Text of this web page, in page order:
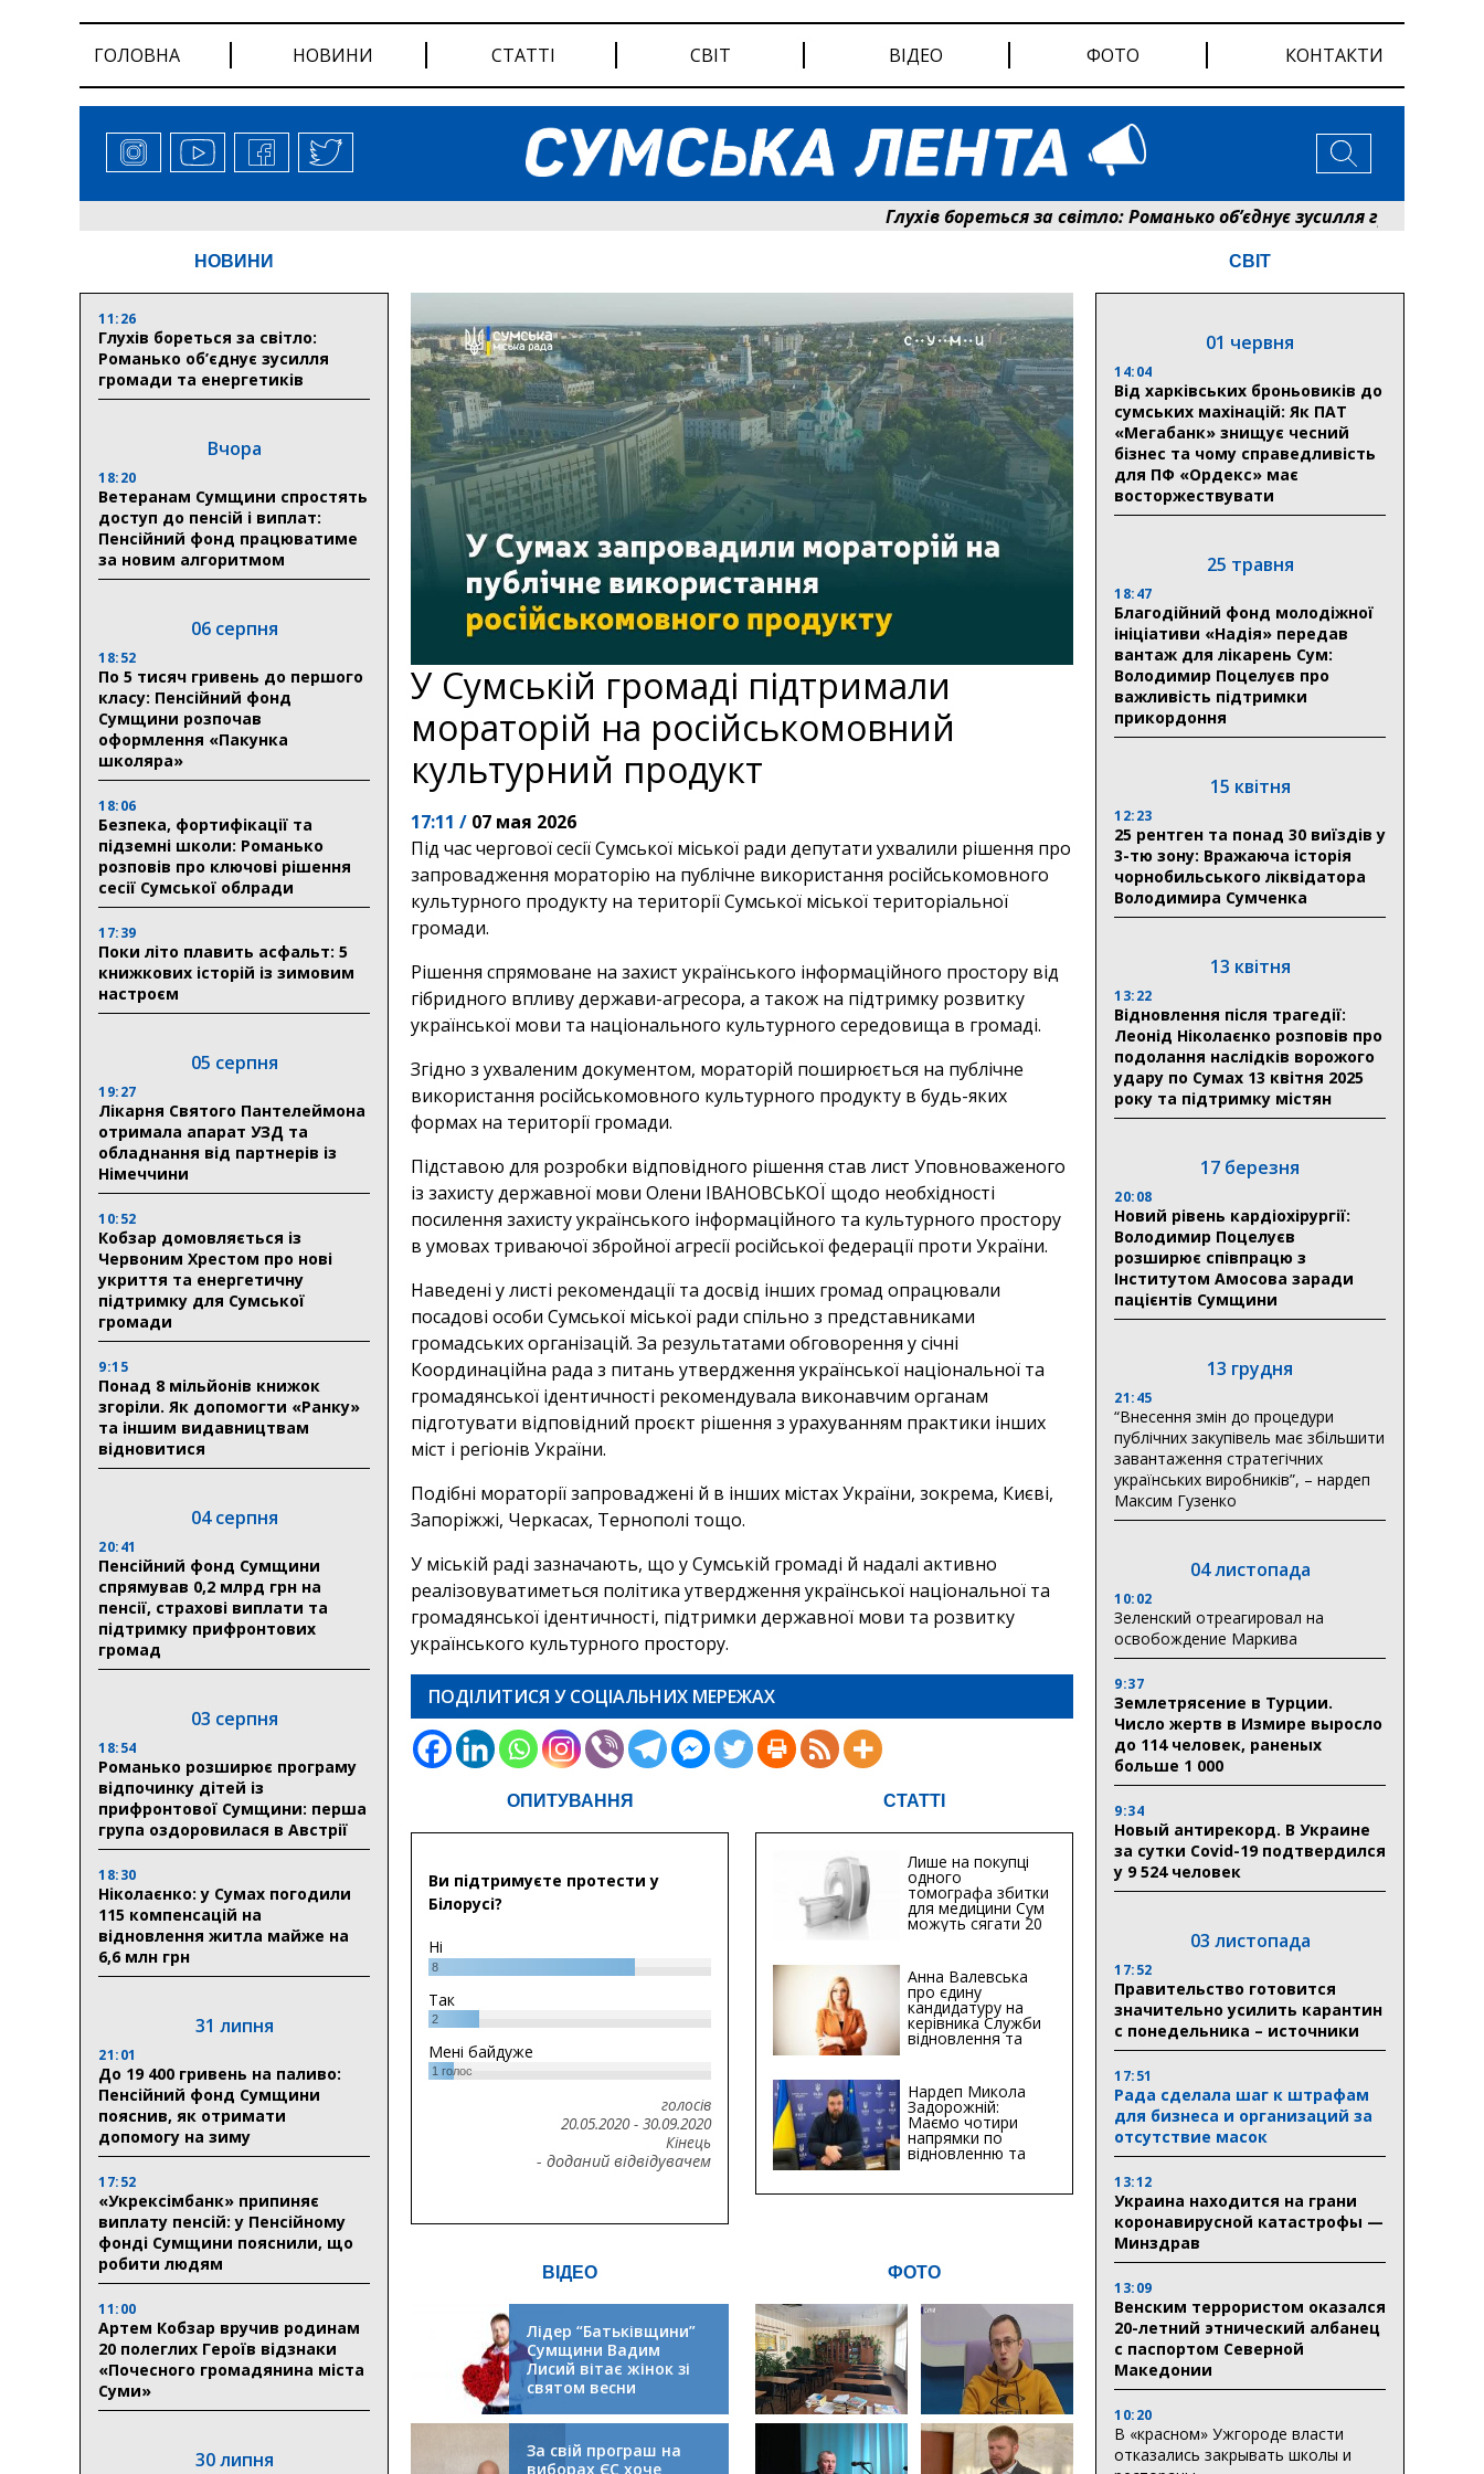
ГОЛОВНА НОВИНИ СТАТТІ СВІТ ВІДЕО ФОТО КОНТАКТИ
Глухів бореться за світло: Романько об’єднує зусилля громади та
НОВИНИ
11:26
Глухів бореться за світло:
Романько об’єднує зусилля
громади та енергетиків
Вчора
18:20
Ветеранам Сумщини спростять
доступ до пенсій і виплат:
Пенсійний фонд працюватиме
за новим алгоритмом
06 серпня
18:52
По 5 тисяч гривень до першого
класу: Пенсійний фонд
Сумщини розпочав
оформлення «Пакунка
школяра»
18:06
Безпека, фортифікації та
підземні школи: Романько
розповів про ключові рішення
сесії Сумської облради
17:39
Поки літо плавить асфальт: 5
книжкових історій із зимовим
настроєм
05 серпня
19:27
Лікарня Святого Пантелеймона
отримала апарат УЗД та
обладнання від партнерів із
Німеччини
10:52
Кобзар домовляється із
Червоним Хрестом про нові
укриття та енергетичну
підтримку для Сумської
громади
9:15
Понад 8 мільйонів книжок
згоріли. Як допомогти «Ранку»
та іншим видавництвам
відновитися
04 серпня
20:41
Пенсійний фонд Сумщини
спрямував 0,2 млрд грн на
пенсії, страхові виплати та
підтримку прифронтових
громад
03 серпня
18:54
Романько розширює програму
відпочинку дітей із
прифронтової Сумщини: перша
група оздоровилася в Австрії
18:30
Ніколаєнко: у Сумах погодили
115 компенсацій на
відновлення житла майже на
6,6 млн грн
31 липня
21:01
До 19 400 гривень на паливо:
Пенсійний фонд Сумщини
пояснив, як отримати
допомогу на зиму
17:52
«Укрексімбанк» припиняє
виплату пенсій: у Пенсійному
фонді Сумщини пояснили, що
робити людям
11:00
Артем Кобзар вручив родинам
20 полеглих Героїв відзнаки
«Почесного громадянина міста
Суми»
30 липня
У Сумській громаді підтримали
мораторій на російськомовний
культурний продукт
17:11 / 07 мая 2026
Під час чергової сесії Сумської міської ради депутати ухвалили рішення про
запровадження мораторію на публічне використання російськомовного
культурного продукту на території Сумської міської територіальної
громади.
Рішення спрямоване на захист українського інформаційного простору від
гібридного впливу держави-агресора, а також на підтримку розвитку
української мови та національного культурного середовища в громаді.
Згідно з ухваленим документом, мораторій поширюється на публічне
використання російськомовного культурного продукту в будь-яких
формах на території громади.
Підставою для розробки відповідного рішення став лист Уповноваженого
із захисту державної мови Олени ІВАНОВСЬКОЇ щодо необхідності
посилення захисту українського інформаційного та культурного простору
в умовах триваючої збройної агресії російської федерації проти України.
Наведені у листі рекомендації та досвід інших громад опрацювали
посадові особи Сумської міської ради спільно з представниками
громадських організацій. За результатами обговорення у січні
Координаційна рада з питань утвердження української національної та
громадянської ідентичності рекомендувала виконавчим органам
підготувати відповідний проєкт рішення з урахуванням практики інших
міст і регіонів України.
Подібні мораторії запроваджені й в інших містах України, зокрема, Києві,
Запоріжжі, Черкасах, Тернополі тощо.
У міській раді зазначають, що у Сумській громаді й надалі активно
реалізовуватиметься політика утвердження української національної та
громадянської ідентичності, підтримки державної мови та розвитку
українського культурного простору.
ПОДІЛИТИСЯ У СОЦІАЛЬНИХ МЕРЕЖАХ
ОПИТУВАННЯ
Ви підтримуєте протести у
Білорусі?
Ні
8
Так
2
Мені байдуже
1голос
голосів
20.05.2020- 30.09.2020
Кінець
- доданий відвідувачем
СТАТТІ
Лише на покупці
одного
томографа збитки
для медицини Сум
можуть сягати 20
Анна Валевська
про єдину
кандидатуру на
керівника Служби
відновлення та
Хіба...
Нардеп Микола
Задорожній:
Маємо чотири
напрямки по
відновленню та
інфраструктури
ВІДЕО
Лідер “Батьківщини”
Сумщини Вадим
Лисий вітає жінок зі
святом весни
За свій програш на
виборах ЄС хоче
ФОТО
СВІТ
01 червня
14:04
Від харківських броньовиків до
сумських махінацій: Як ПАТ
«Мегабанк» знищує чесний
бізнес та чому справедливість
для ПФ «Ордекс» має
восторжествувати
25 травня
18:47
Благодійний фонд молодіжної
ініціативи «Надія» передав
вантаж для лікарень Сум:
Володимир Поцелуєв про
важливість підтримки
прикордоння
15 квітня
12:23
25 рентген та понад 30 виїздів у
3-тю зону: Вражаюча історія
чорнобильського ліквідатора
Володимира Сумченка
13 квітня
13:22
Відновлення після трагедії:
Леонід Ніколаєнко розповів про
подолання наслідків ворожого
удару по Сумах 13 квітня 2025
року та підтримку містян
17 березня
20:08
Новий рівень кардіохірургії:
Володимир Поцелуєв
розширює співпрацю з
Інститутом Амосова заради
пацієнтів Сумщини
13 грудня
21:45
“Внесення змін до процедури
публічних закупівель має збільшити
завантаження стратегічних
українських виробників”, – нардеп
Максим Гузенко
04 листопада
10:02
Зеленский отреагировал на
освобождение Маркива
9:37
Землетрясение в Турции.
Число жертв в Измире выросло
до 114 человек, раненых
больше 1 000
9:34
Новый антирекорд. В Украине
за сутки Covid-19 подтвердился
у 9 524 человек
03 листопада
17:52
Правительство готовится
значительно усилить карантин
с понедельника – источники
17:51
Рада сделала шаг к штрафам
для бизнеса и организаций за
отсутствие масок
13:12
Украина находится на грани
коронавирусной катастрофы —
Минздрав
13:09
Венским террористом оказался
20-летний этнический албанец
с паспортом Северной
Македонии
10:20
В «красном» Ужгороде власти
отказались закрывать школы и